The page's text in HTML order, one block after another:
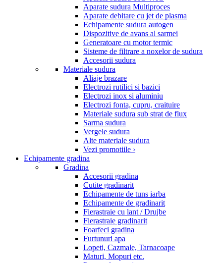
Aparate sudura Multiproces
Aparate debitare cu jet de plasma
Echipamente sudura autogen
Dispozitive de avans al sarmei
Generatoare cu motor termic
Sisteme de filtrare a noxelor de sudura
Accesorii sudura
Materiale sudura
Aliaje brazare
Electrozi rutilici si bazici
Electrozi inox si aluminiu
Electrozi fonta, cupru, craituire
Materiale sudura sub strat de flux
Sarma sudura
Vergele sudura
Alte materiale sudura
Vezi promotiile ›
Echipamente gradina
Gradina
Accesorii gradina
Cutite gradinarit
Echipamente de tuns iarba
Echipamente de gradinarit
Fierastraie cu lant / Drujbe
Fierastraie gradinarit
Foarfeci gradina
Furtunuri apa
Lopeti, Cazmale, Tarnacoape
Maturi, Mopuri etc.